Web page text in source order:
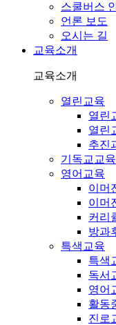
스쿨버스
언론 보도
오시는 길
교육소개
교육소개
열린교육
열린
열린
추진
기독교교육
영어교육
이머
이머
커리
방과
특색교육
특색
독서
영어
활동
진로